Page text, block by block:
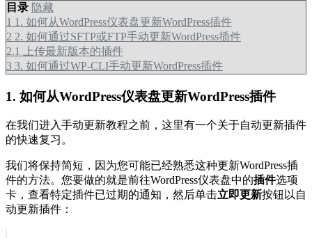
目录 隐藏
1 1. 如何从WordPress仪表盘更新WordPress插件
2 2. 如何通过SFTP或FTP手动更新WordPress插件
2.1
上传最新版本的插件
3 3. 如何通过WP-CLI手动更新WordPress插件
1. 如何从WordPress仪表盘更新WordPress插件
在我们进入手动更新教程之前，这里有一个关于自动更新插件
的快速复习。
我们将保持简短，因为您可能已经熟悉这种更新WordPress插
件的方法。您要做的就是前往WordPress仪表盘中的插件选项
卡，查看特定插件已过期的通知，然后单击立即更新按钮以自
动更新插件：